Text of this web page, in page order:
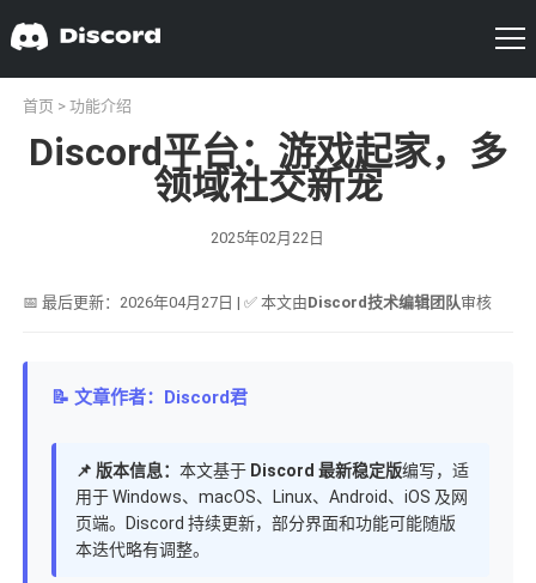
首页 > 功能介绍
Discord平台：游戏起家，多
领域社交新宠
2025年02月22日
📅 最后更新：2026年04月27日 | ✅ 本文由Discord技术编辑团队审核
📝 文章作者：Discord君
📌 版本信息： 本文基于 Discord 最新稳定版编写，适
用于 Windows、macOS、Linux、Android、iOS 及网
页端。Discord 持续更新，部分界面和功能可能随版
本迭代略有调整。